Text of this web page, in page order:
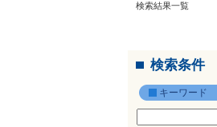
検索結果一覧
検索条件
キーワード